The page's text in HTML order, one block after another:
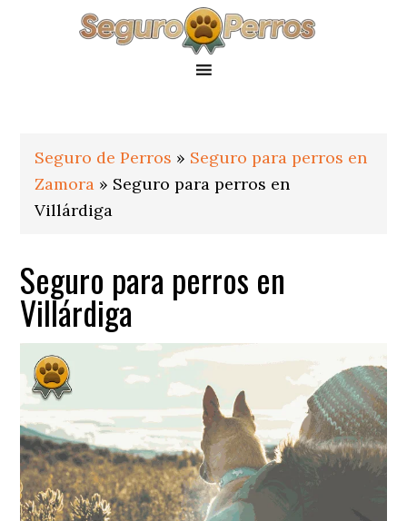
Seguro de Perros » Seguro para perros en
Zamora » Seguro para perros en
Villárdiga
Seguro para perros en
Villárdiga